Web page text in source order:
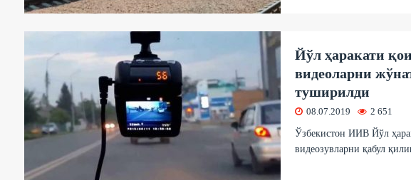
Йўл ҳаракати
видеоларни
туширилди
08.07.2019 2 651
Ўзбекистон ИИВ Йўл
видеозувларни қабул